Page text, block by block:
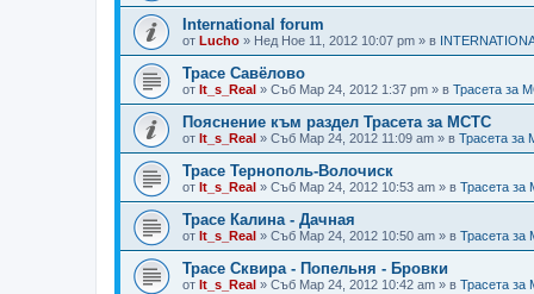
International forum
от Lucho » Нед Ное 11, 2012 10:07 pm » в
Трасе Савёлово
от It_s_Real » Съб Мар 24, 2012 1:37 pm » в Трасета за
Пояснение към раздел Трасета за МСТС
от It_s_Real » Съб Мар 24, 2012 11:09 am » в Трасета
Трасе Тернополь-Волочиск
от It_s_Real » Съб Мар 24, 2012 10:53 am » в Трасета
Трасе Калина - Дачная
от It_s_Real » Съб Мар 24, 2012 10:50 am » в Трасета
Трасе Сквира - Попельня - Бровки
от It_s_Real » Съб Мар 24, 2012 10:42 am » в Трасета